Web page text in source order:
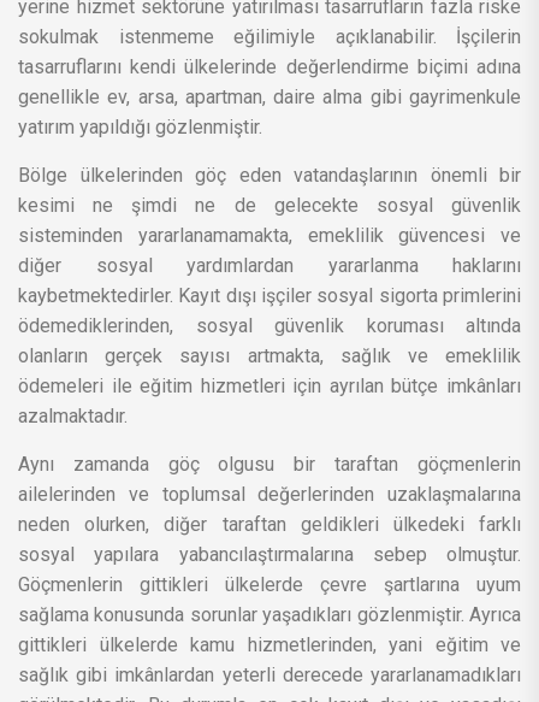
yerine hizmet sektörüne yatırılması tasarrufların fazla riske
sokulmak istenmeme eğilimiyle açıklanabilir. İşçilerin
tasarruflarını kendi ülkelerinde değerlendirme biçimi adına
genellikle ev, arsa, apartman, daire alma gibi gayrimenkule
yatırım yapıldığı gözlenmiştir.
Bölge ülkelerinden göç eden vatandaşlarının önemli bir
kesimi ne şimdi ne de gelecekte sosyal güvenlik
sisteminden yararlanamamakta, emeklilik güvencesi ve
diğer sosyal yardımlardan yararlanma haklarını
kaybetmektedirler. Kayıt dışı işçiler sosyal sigorta primlerini
ödemediklerinden, sosyal güvenlik koruması altında
olanların gerçek sayısı artmakta, sağlık ve emeklilik
ödemeleri ile eğitim hizmetleri için ayrılan bütçe imkânları
azalmaktadır.
Aynı zamanda göç olgusu bir taraftan göçmenlerin
ailelerinden ve toplumsal değerlerinden uzaklaşmalarına
neden olurken, diğer taraftan geldikleri ülkedeki farklı
sosyal yapılara yabancılaştırmalarına sebep olmuştur.
Göçmenlerin gittikleri ülkelerde çevre şartlarına uyum
sağlama konusunda sorunlar yaşadıkları gözlenmiştir. Ayrıca
gittikleri ülkelerde kamu hizmetlerinden, yani eğitim ve
sağlık gibi imkânlardan yeterli derecede yararlanamadıkları